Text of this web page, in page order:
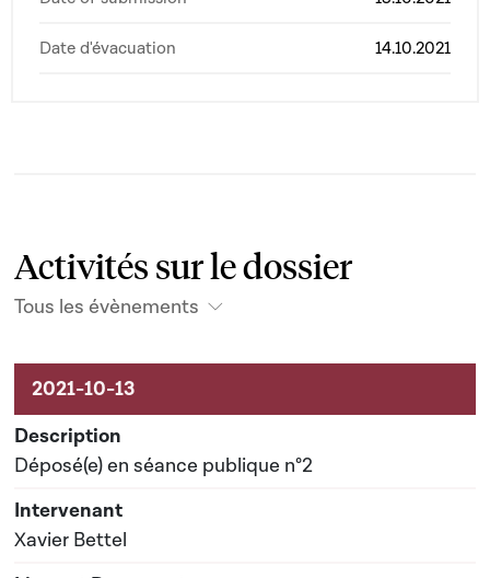
Date d'évacuation 14.10.2021
Activités sur le dossier
Tous les évènements
Activités sur le dossier
Déposé(e) en séance publique n°2
Xavier Bettel